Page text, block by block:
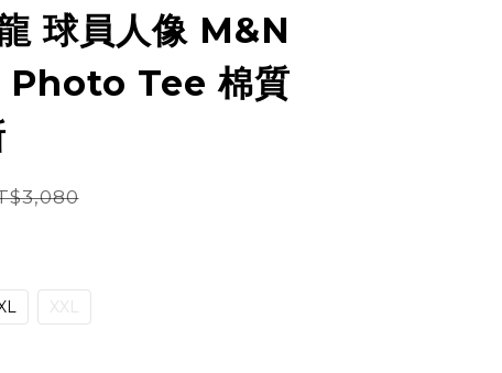
球員人像 M&N
Tee 棉質
XXL